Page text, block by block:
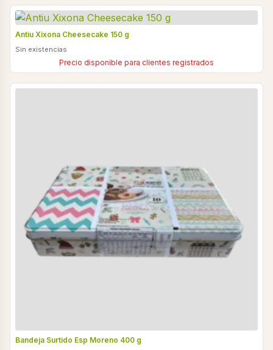
Antiu Xixona Cheesecake 150 g
Sin existencias
Precio disponible para clientes registrados
Bandeja Surtido Esp Moreno 400 g